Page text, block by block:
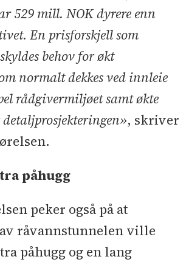
529 mill. NOK dyrere enn
En prisforskjell som
behov for økt
normalt dekkes ved innleie
rådgivermiljøet samt økte
, skriver
påhugg
peker også på at
råvannstunnelen ville
påhugg og en lang